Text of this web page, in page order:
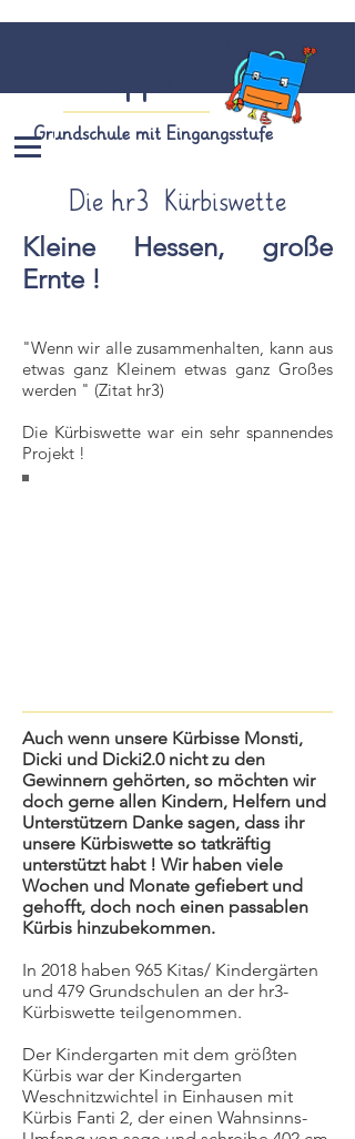
Köppern
Grundschule mit Eingangsstufe
Die hr3 Kürbiswette
Kleine Hessen, große
Ernte !
"Wenn wir alle zusammenhalten, kann aus
etwas ganz Kleinem etwas ganz Großes
werden " (Zitat hr3)
Die Kürbiswette war ein sehr spannendes
Projekt !
Auch wenn unsere Kürbisse Monsti,
Dicki und Dicki2.0 nicht zu den
Gewinnern gehörten, so möchten wir
doch gerne allen Kindern, Helfern und
Unterstützern Danke sagen, dass ihr
unsere Kürbiswette so tatkräftig
unterstützt habt ! Wir haben viele
Wochen und Monate gefiebert und
gehofft, doch noch einen passablen
Kürbis hinzubekommen.
In 2018 haben 965 Kitas/ Kindergärten
und 479 Grundschulen an der hr3-
Kürbiswette teilgenommen.
Der Kindergarten mit dem größten
Kürbis war der Kindergarten
Weschnitzwichtel in Einhausen mit
Kürbis Fanti 2, der einen Wahnsinns-